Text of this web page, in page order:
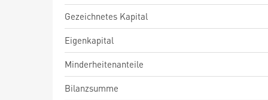
Gezeichnetes Kapital
Eigenkapital
Minderheitenanteile
Bilanzsumme